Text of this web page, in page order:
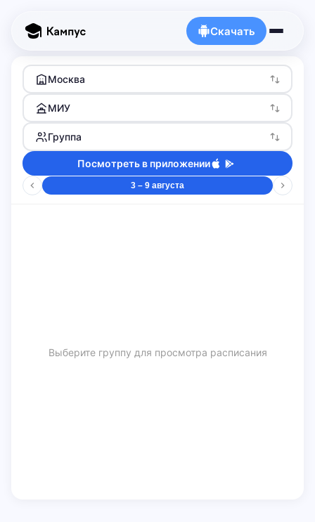
Скачать
Москва
МИУ
Группа
Посмотреть в приложении
3 – 9 августа
Выберите группу для просмотра расписания